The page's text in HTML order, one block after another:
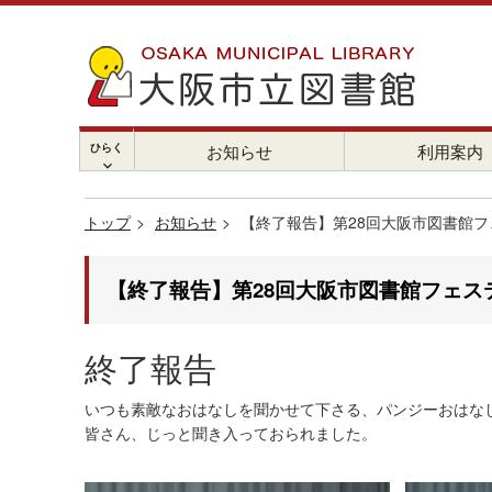
ひらく
chevron_right
お知らせ 利用案内
トップ お知らせ 【終了報告】第28回大阪市図書
【終了報告】第28回大阪市図書館フ
終了報告
いつも素敵なおはなしを聞かせて下さる、パンジーおは
皆さん、じっと聞き入っておられました。